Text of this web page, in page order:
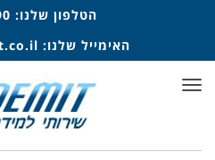
הטלפון שלנו:
האימייל שלנו:
תפריט